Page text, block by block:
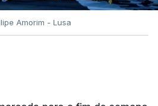
Amorim - Lusa